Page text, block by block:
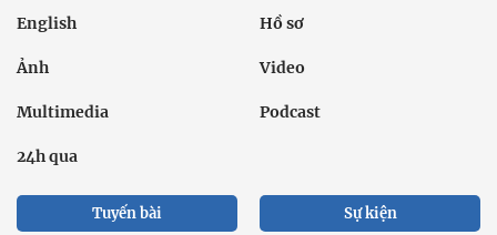
English Hồ sơ
Ảnh Video
Multimedia Podcast
24h qua
Tuyến bài Sự kiện